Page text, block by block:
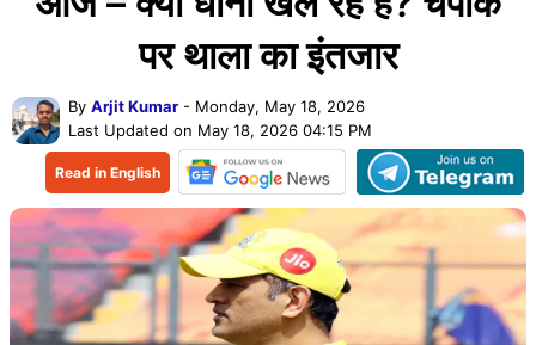
पर थाला का इंतजार
By Arjit Kumar - Monday, May 18, 2026
Last Updated on May 18, 2026 04:15 PM
Read in English